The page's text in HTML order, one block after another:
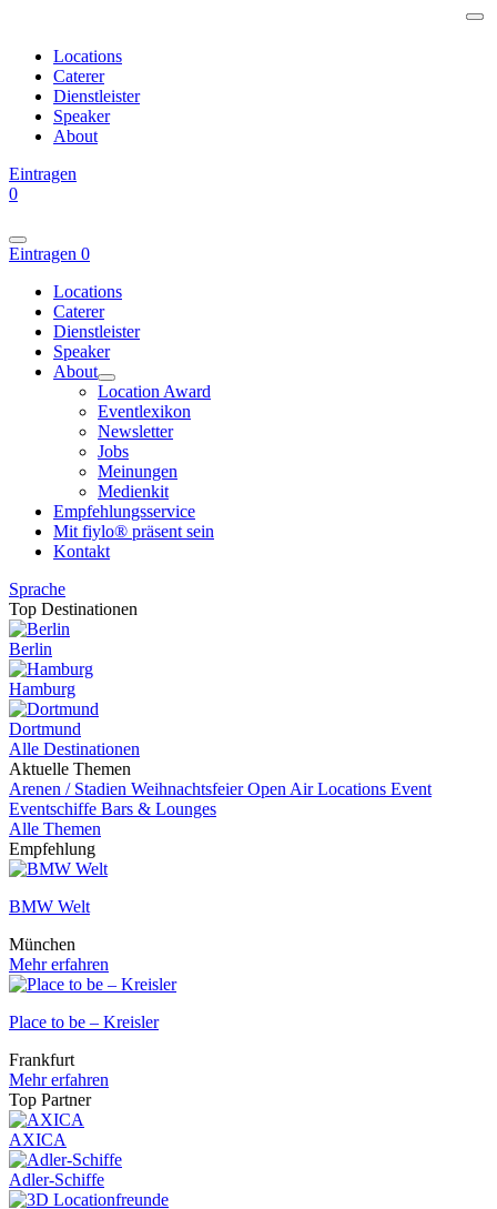
Locations
Caterer
Dienstleister
Speaker
About
Eintragen
0
Eintragen 0
Locations
Caterer
Dienstleister
Speaker
About
Location Award
Eventlexikon
Newsletter
Jobs
Meinungen
Medienkit
Empfehlungsservice
Mit fiylo® präsent sein
Kontakt
Sprache
Top Destinationen
Berlin
Hamburg
Dortmund
Alle Destinationen
Aktuelle Themen
Arenen / Stadien WeihnachtsfeierOpen Air Locations Event
Eventschiffe Bars & Lounges
Alle Themen
Empfehlung
BMW Welt
München
Mehr erfahren
Place to be – Kreisler
Frankfurt
Mehr erfahren
Top Partner
AXICA
Adler-Schiffe